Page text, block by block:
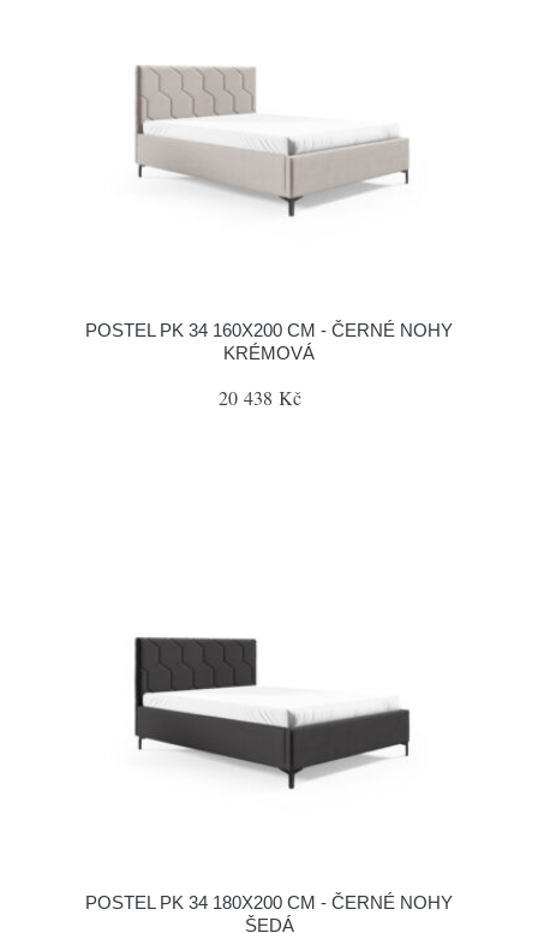
POSTEL PK 34 160X200 CM - ČERNÉ NOHY
KRÉMOVÁ
20 438 Kč
POSTEL PK 34 180X200 CM - ČERNÉ NOHY
ŠEDÁ